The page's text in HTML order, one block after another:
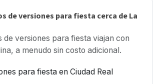
de versiones para fiesta cerca de La
de versiones para fiesta viajan con
a menudo sin costo adicional.
para fiesta en Ciudad Real